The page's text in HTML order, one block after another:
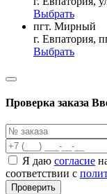
Выбрать
пгт. Мирный
г. Евпатория,
Выбрать
Проверка заказа
Я даю согласие
соответствии с
Проверить